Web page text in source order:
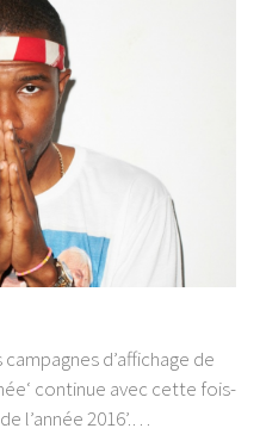
d’affichage de
continue avec cette fois-
l’année 2016’.…